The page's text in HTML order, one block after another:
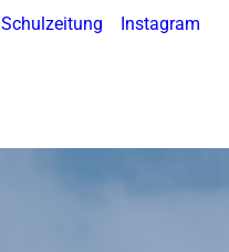
Schulzeitung Instagram